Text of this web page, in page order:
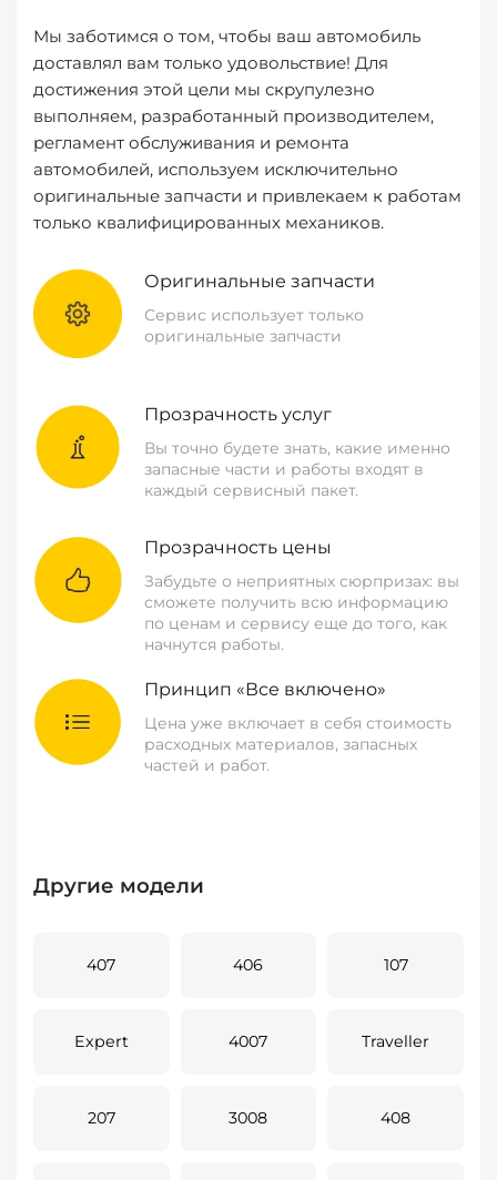
Мы заботимся о том, чтобы ваш автомобиль
доставлял вам только удовольствие! Для
достижения этой цели мы скрупулезно
выполняем, разработанный производителем,
регламент обслуживания и ремонта
автомобилей, используем исключительно
оригинальные запчасти и привлекаем к работам
только квалифицированных механиков.
Оригинальные запчасти
Сервис использует только
оригинальные запчасти
Прозрачность услуг
Вы точно будете знать, какие именно
запасные части и работы входят в
каждый сервисный пакет.
Прозрачность цены
Забудьте о неприятных сюрпризах: вы
сможете получить всю информацию
по ценам и сервису еще до того, как
начнутся работы.
Принцип «Все включено»
Цена уже включает в себя стоимость
расходных материалов, запасных
частей и работ.
Другие модели
407 406 107
Expert 4007 Traveller
207 3008 408